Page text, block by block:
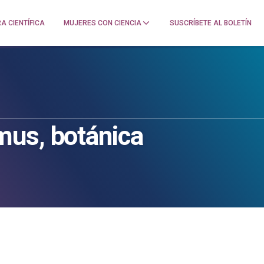
CIENTÍFICA MUJERES CON CIENCIA SUSCRÍBETE AL BOLETÍN
botánica